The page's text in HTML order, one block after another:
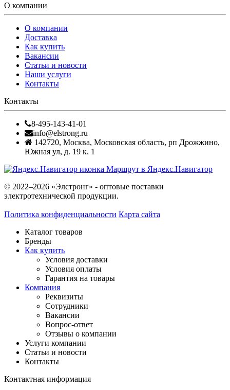
О компании
О компании
Доставка
Как купить
Вакансии
Статьи и новости
Наши услуги
Контакты
Контакты
8-495-143-41-01
info@elstrong.ru
142720, Москва, Московская область, рп Дрожжино,
Южная ул, д. 19 к. 1
Маршрут в Яндекс.Навигатор
© 2022–2026 «Элстронг» - оптовые поставки
электротехнической продукции.
Политика конфиденциальности Карта сайта
Каталог товаров
Бренды
Как купить
Условия доставки
Условия оплаты
Гарантия на товары
Компания
Реквизиты
Сотрудники
Вакансии
Вопрос-ответ
Отзывы о компании
Услуги компании
Статьи и новости
Контакты
Контактная информация